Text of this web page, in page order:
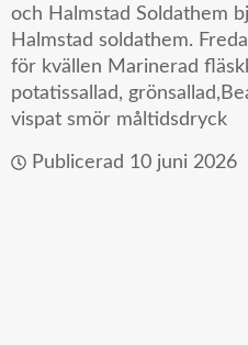
och Halmstad Soldathem
Halmstad soldathem.
för kvällen Marinerad
potatissallad,
vispat smör måltidsdryck
Publicerad 10 juni 2026